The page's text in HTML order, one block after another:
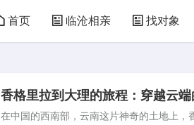
首页 临沧相亲 找对象
香格里拉到大理的旅程：穿越云
在中国的西南部，云南这片神奇的土地上